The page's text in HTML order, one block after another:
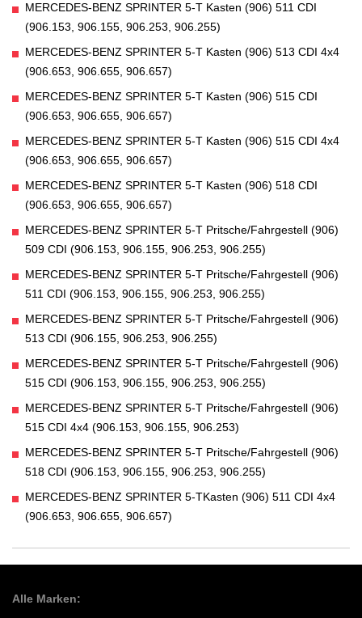
MERCEDES-BENZ SPRINTER 5-T Kasten (906) 511 CDI
(906.153, 906.155, 906.253, 906.255)
MERCEDES-BENZ SPRINTER 5-T Kasten (906) 513 CDI 4x4
(906.653, 906.655, 906.657)
MERCEDES-BENZ SPRINTER 5-T Kasten (906) 515 CDI
(906.653, 906.655, 906.657)
MERCEDES-BENZ SPRINTER 5-T Kasten (906) 515 CDI 4x4
(906.653, 906.655, 906.657)
MERCEDES-BENZ SPRINTER 5-T Kasten (906) 518 CDI
(906.653, 906.655, 906.657)
MERCEDES-BENZ SPRINTER 5-T Pritsche/Fahrgestell (906)
509 CDI (906.153, 906.155, 906.253, 906.255)
MERCEDES-BENZ SPRINTER 5-T Pritsche/Fahrgestell (906)
511 CDI (906.153, 906.155, 906.253, 906.255)
MERCEDES-BENZ SPRINTER 5-T Pritsche/Fahrgestell (906)
513 CDI (906.155, 906.253, 906.255)
MERCEDES-BENZ SPRINTER 5-T Pritsche/Fahrgestell (906)
515 CDI (906.153, 906.155, 906.253, 906.255)
MERCEDES-BENZ SPRINTER 5-T Pritsche/Fahrgestell (906)
515 CDI 4x4 (906.153, 906.155, 906.253)
MERCEDES-BENZ SPRINTER 5-T Pritsche/Fahrgestell (906)
518 CDI (906.153, 906.155, 906.253, 906.255)
MERCEDES-BENZ SPRINTER 5-TKasten (906) 511 CDI 4x4
(906.653, 906.655, 906.657)
Alle Marken: